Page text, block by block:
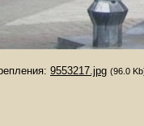
9553217.jpg (96.0